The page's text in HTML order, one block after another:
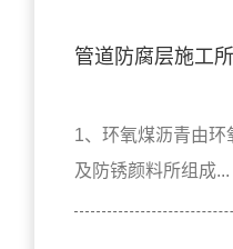
管道防腐层施工
1、环氧煤沥青由环
及防锈颜料所组成...